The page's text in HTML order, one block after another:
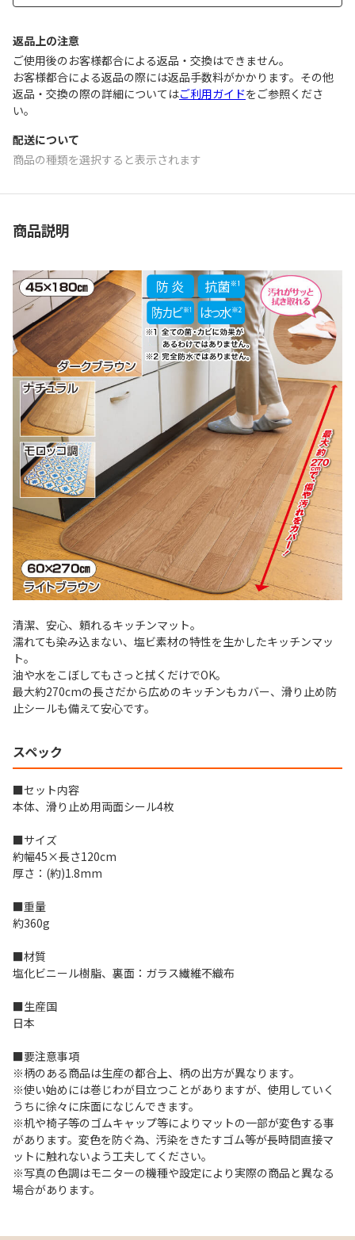
返品上の注意
ご使用後のお客様都合による返品・交換はできません｡
お客様都合による返品の際には返品手数料がかかります。その他
返品・交換の際の詳細についてはご利用ガイドをご参照くださ
い。
配送について
商品の種類を選択すると表示されます
商品説明
清潔、安心、頼れるキッチンマット。
濡れても染み込まない、塩ビ素材の特性を生かしたキッチンマッ
ト。
油や水をこぼしてもさっと拭くだけでOK。
最大約270cmの長さだから広めのキッチンもカバー、滑り止め防
止シールも備えて安心です。
スペック
■セット内容
本体、滑り止め用両面シール4枚
■サイズ
約幅45×長さ120cm
厚さ：(約)1.8mm
■重量
約360g
■材質
塩化ビニール樹脂、裏面：ガラス繊維不織布
■生産国
日本
■要注意事項
※柄のある商品は生産の都合上、柄の出方が異なります。
※使い始めには巻じわが目立つことがありますが、使用していく
うちに徐々に床面になじんできます。
※机や椅子等のゴムキャップ等によりマットの一部が変色する事
があります。変色を防ぐ為、汚染をきたすゴム等が長時間直接マ
ットに触れないよう工夫してください。
※写真の色調はモニターの機種や設定により実際の商品と異なる
場合があります。